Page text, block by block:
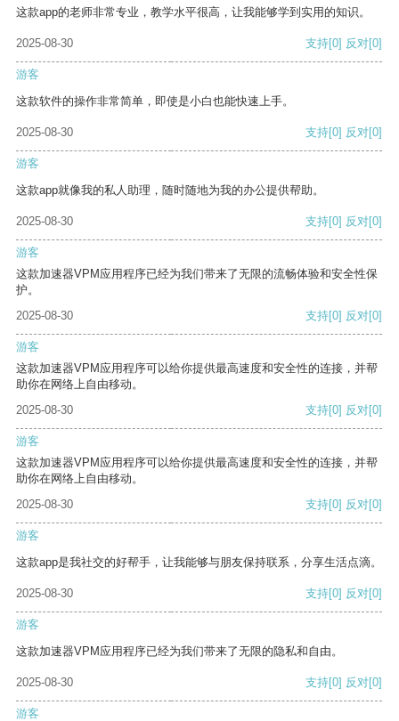
这款app的老师非常专业，教学水平很高，让我能够学到实用的知识。
2025-08-30 支持[0] 反对[0]
游客
这款软件的操作非常简单，即使是小白也能快速上手。
2025-08-30 支持[0] 反对[0]
游客
这款app就像我的私人助理，随时随地为我的办公提供帮助。
2025-08-30 支持[0] 反对[0]
游客
这款加速器VPM应用程序已经为我们带来了无限的流畅体验和安全性保
护。
2025-08-30
支持[0] 反对[0]
游客
这款加速器VPM应用程序可以给你提供最高速度和安全性的连接，并帮
助你在网络上自由移动。
2025-08-30
支持[0] 反对[0]
游客
这款加速器VPM应用程序可以给你提供最高速度和安全性的连接，并帮
助你在网络上自由移动。
2025-08-30
支持[0] 反对[0]
游客
这款app是我社交的好帮手，让我能够与朋友保持联系，分享生活点滴。
2025-08-30 支持[0] 反对[0]
游客
这款加速器VPM应用程序已经为我们带来了无限的隐私和自由。
2025-08-30 支持[0] 反对[0]
游客